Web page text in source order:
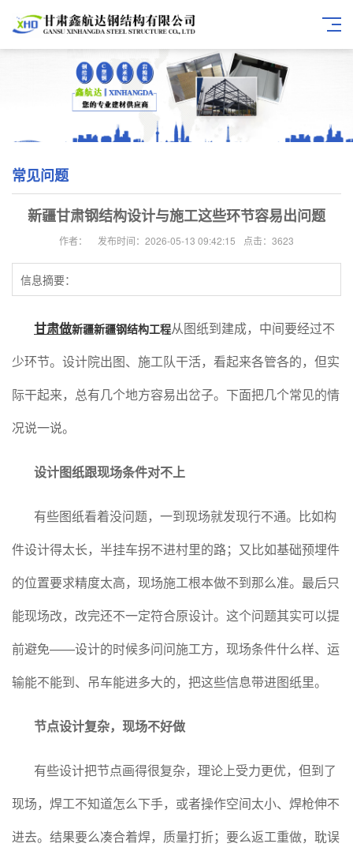
常见问题
新疆甘肃钢结构设计与施工这些环节容易出问题
作者： 发布时间：2026-05-13 09:42:15 点击：3623
信息摘要：
甘肃做新疆新疆钢结构工程从图纸到建成，中间要经过不
少环节。设计院出图、施工队干活，看起来各管各的，但实
际干起来，总有几个地方容易出岔子。下面把几个常见的情
况说一说。
设计图纸跟现场条件对不上
有些图纸看着没问题，一到现场就发现行不通。比如构
件设计得太长，半挂车拐不进村里的路；又比如基础预埋件
的位置要求精度太高，现场施工根本做不到那么准。最后只
能现场改，改完还不一定符合原设计。这个问题其实可以提
前避免——设计的时候多问问施工方，现场条件什么样、运
输能不能到、吊车能进多大的，把这些信息带进图纸里。
节点设计复杂，现场不好做
有些设计把节点画得很复杂，理论上受力更优，但到了
现场，焊工不知道怎么下手，或者操作空间太小、焊枪伸不
进去。结果要么凑合着焊，质量打折；要么返工重做，耽误